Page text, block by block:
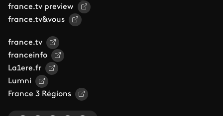
france.tv preview
france.tv&vous
france.tv
franceinfo
La1ere.fr
Lumni
France 3 Régions